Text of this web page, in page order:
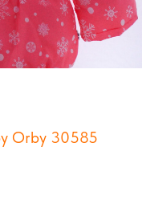
Orby 30585